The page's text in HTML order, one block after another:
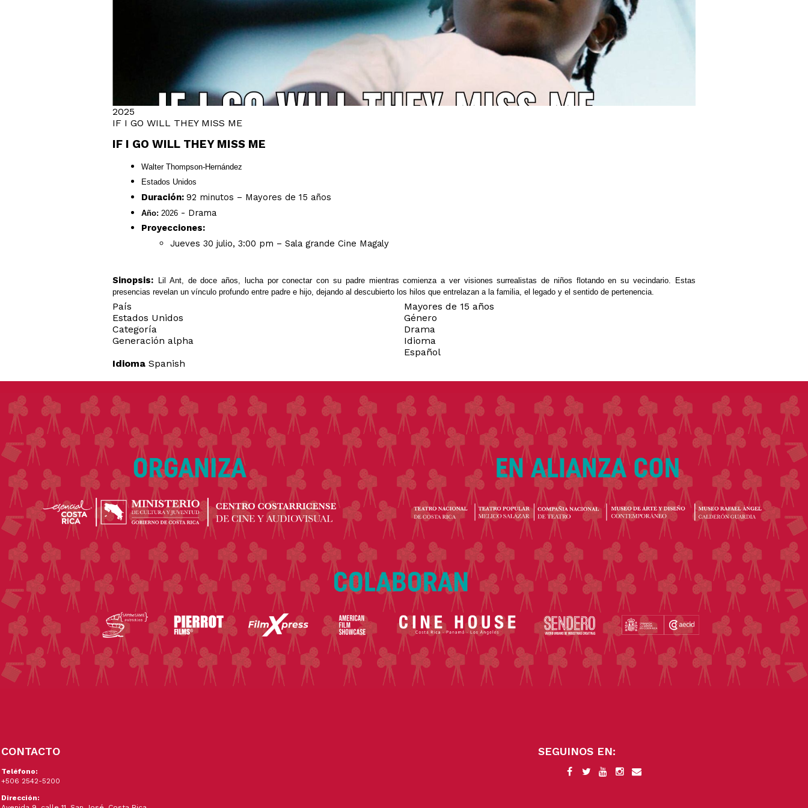
2025
IF I GO WILL THEY MISS ME
IF I GO WILL THEY MISS ME
Walter Thompson-Hernández
Estados Unidos
Duración:92 minutos – Mayores de 15 años
Año: 2026 - Drama
Proyecciones:
Jueves 30 julio, 3:00 pm – Sala grande Cine Magaly
Sinopsis: Lil Ant, de doce años, lucha por conectar con su padre mientras comienza a ver visiones surrealistas de niños flotando en su vecindario. Estas
presencias revelan un vínculo profundo entre padre e hijo, dejando al descubierto los hilos que entrelazan a la familia, el legado y el sentido de pertenencia.
País
Estados Unidos
Categoría
Generación alpha
Mayores de 15 años
Género
Drama
Idioma
Español
Idioma Spanish
CONTACTO
Teléfono:
+506 2542-5200
Dirección:
SEGUINOS EN: